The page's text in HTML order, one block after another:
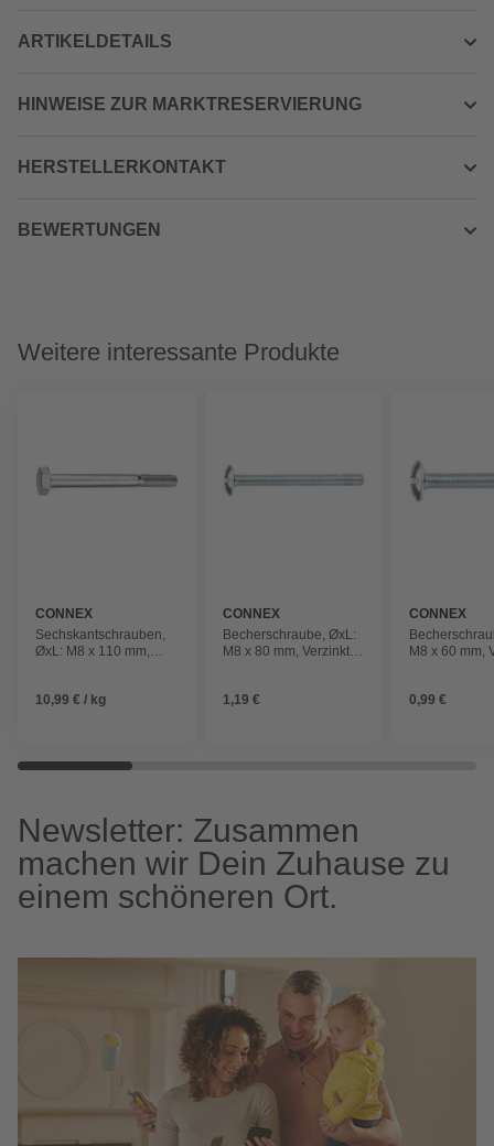
ARTIKELDETAILS
HINWEISE ZUR MARKTRESERVIERUNG
HERSTELLERKONTAKT
BEWERTUNGEN
Weitere interessante Produkte
CONNEX
Sechskantschrauben,
ØxL: M8 x 110 mm,
10,99 € / kg
CONNEX
Becherschraube, ØxL:
M8 x 80 mm, Verzinkt, 1
1,19 €
CONNEX
M8 x 60 mm,
0,99 €
Newsletter: Zusammen
machen wir Dein Zuhause zu
einem schöneren Ort.